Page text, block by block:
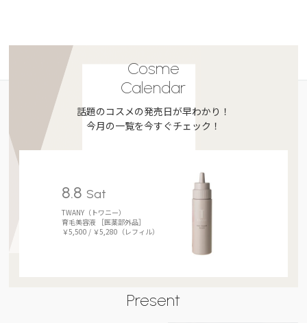
Cosme
Calendar
話題のコスメの発売日が早わかり！
今月の一覧を今すぐチェック！
8.8 Sat
TWANY（トワニー）
育毛美容液 ［医薬部外品］
￥5,500 / ￥5,280（レフィル）
Present